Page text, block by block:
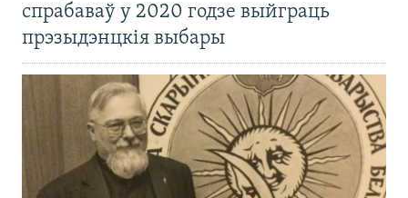
спрабаваў у 2020 годзе выйграць
прэзыдэнцкія выбары